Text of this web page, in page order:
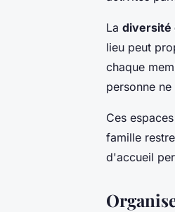
La diversité
lieu peut
chaque
personne
Ces
famille
d'accueil